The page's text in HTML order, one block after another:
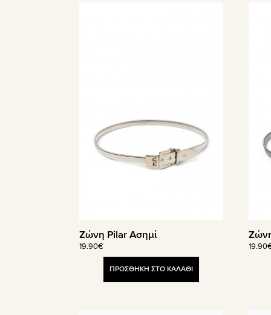
Ζώνη Pilar Ασημί
19.90€
ΠΡΟΣΘΗΚΗ ΣΤΟ ΚΑΛΑΘΙ
19.90